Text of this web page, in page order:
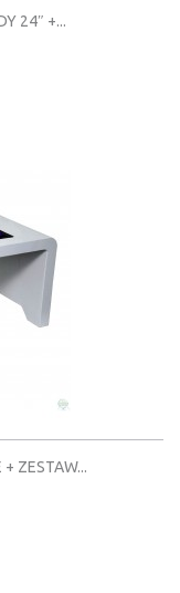
24″ +...
ZESTAW...